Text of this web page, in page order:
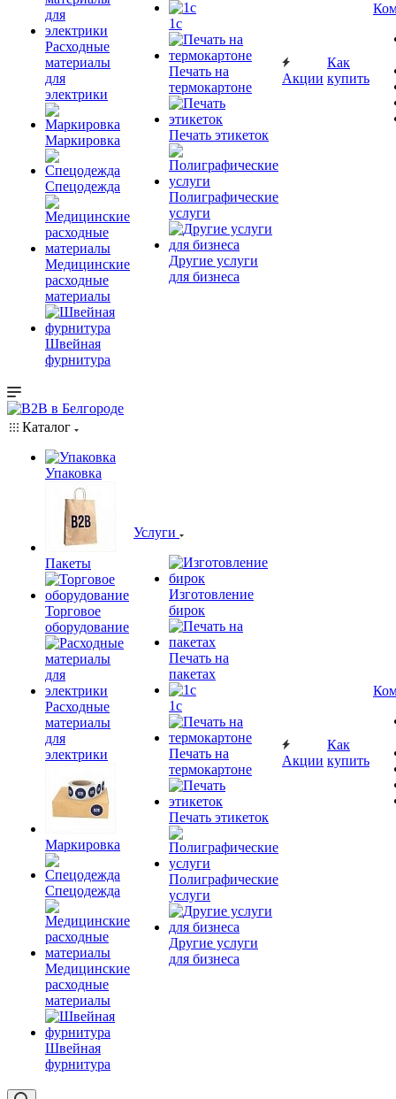
Расходные
материалы
для
электрики
Маркировка
Спецодежда
Медицинские
расходные
материалы
Швейная
фурнитура
1c
Печать на
термокартоне
Печать этикеток
Полиграфические
услуги
Другие услуги
для бизнеса
Акции
Как
купить
Каталог
Упаковка
Пакеты
Торговое
оборудование
Расходные
материалы
для
электрики
Маркировка
Спецодежда
Медицинские
расходные
материалы
Швейная
фурнитура
Услуги
Изготовление
бирок
Печать на
пакетах
1c
Печать на
термокартоне
Печать этикеток
Полиграфические
услуги
Другие услуги
для бизнеса
Акции
Как
купить